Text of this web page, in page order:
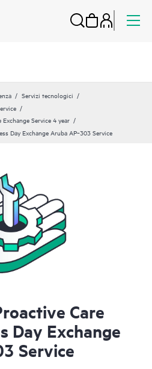
Servizi tecnologici
Exchange Service 4 year
Day Exchange Aruba AP‑303 Service
Care
Day Exchange
Service